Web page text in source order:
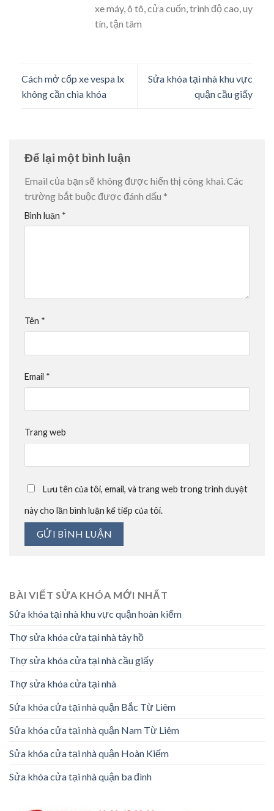
xe máy, ô tô, cửa cuốn, trình độ cao, uy
tín, tận tâm
Cách mở cốp xe vespa lx
không cần chìa khóa
Sửa khóa tại nhà khu vực
quận cầu giấy
Để lại một bình luận
Email của bạn sẽ không được hiển thị công khai. Các
trường bắt buộc được đánh dấu *
Bình luận *
Tên *
Email *
Trang web
Lưu tên của tôi, email, và trang web trong trình duyệt
này cho lần bình luận kế tiếp của tôi.
BÀI VIẾT SỬA KHÓA MỚI NHẤT
Sửa khóa tại nhà khu vực quận hoàn kiếm
Thợ sửa khóa cửa tại nhà tây hồ
Thợ sửa khóa cửa tại nhà cầu giấy
Thợ sửa khóa cửa tại nhà
Sửa khóa cửa tại nhà quận Bắc Từ Liêm
Sửa khóa cửa tại nhà quận Nam Từ Liêm
Sửa khóa cửa tại nhà quận Hoàn Kiếm
Sửa khóa cửa tại nhà quận ba đình